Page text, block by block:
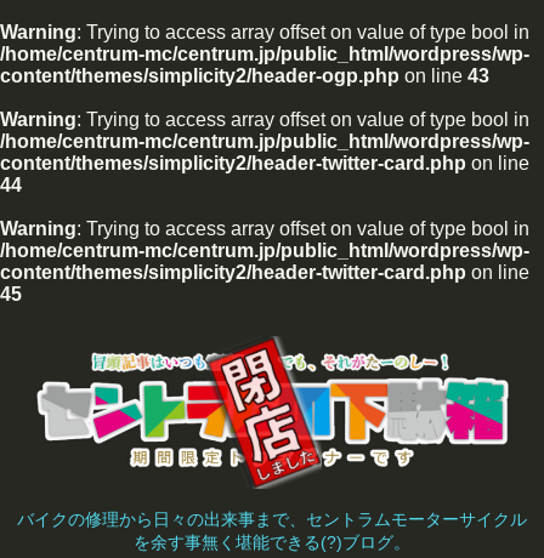
Warning: Trying to access array offset on value of type bool in
/home/centrum-mc/centrum.jp/public_html/wordpress/wp-
content/themes/simplicity2/header-ogp.php on line 43
Warning: Trying to access array offset on value of type bool in
/home/centrum-mc/centrum.jp/public_html/wordpress/wp-
content/themes/simplicity2/header-twitter-card.php on line
44
Warning: Trying to access array offset on value of type bool in
/home/centrum-mc/centrum.jp/public_html/wordpress/wp-
content/themes/simplicity2/header-twitter-card.php on line
45
バイクの修理から日々の出来事まで、セントラムモーターサイクル
を余す事無く堪能できる(?)ブログ。